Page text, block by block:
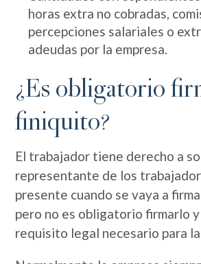
horas extra no cobradas,
percepciones salariales o
adeudas por la empresa.
¿Es obligatorio
finiquito?
El trabajador tiene derecho a
representante de los
presente cuando se vaya a
pero no es obligatorio firmarlo
requisito legal necesario para